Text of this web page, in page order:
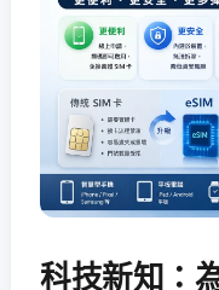
科技新知：